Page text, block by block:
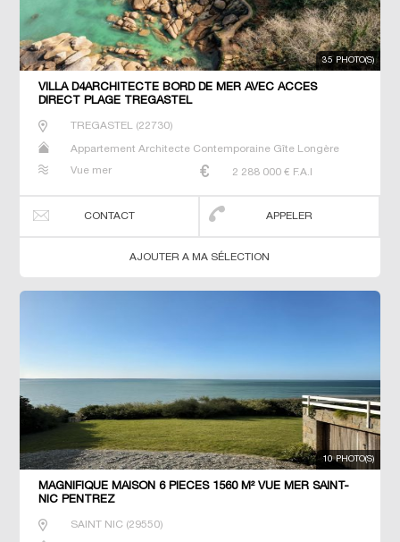
35 PHOTO(S)
VILLA D4ARCHITECTE BORD DE MER AVEC ACCES
DIRECT PLAGE TREGASTEL
TREGASTEL(22730)
Appartement Architecte Contemporaine Gîte Longère
Propriété Villa
Vue mer 2 288 000 € F.A.I
CONTACT APPELER
AJOUTER A MA SÉLECTION
10 PHOTO(S)
MAGNIFIQUE MAISON 6 PIECES 1560 M² VUE MER SAINT-
NIC PENTREZ
SAINT NIC(29550)